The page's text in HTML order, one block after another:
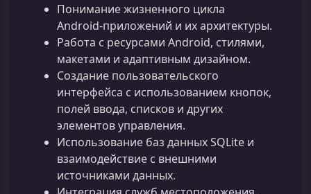
Понимание жизненного цикла
Android‑приложений и их архитектуры.
Работа с ресурсами Android, стилями,
макетами и адаптивным дизайном.
Создание пользовательского
интерфейса с использованием кнопок,
полей ввода, списков и других
элементов управления.
Использование баз данных SQLite и
взаимодействие с внешними
источниками данных.